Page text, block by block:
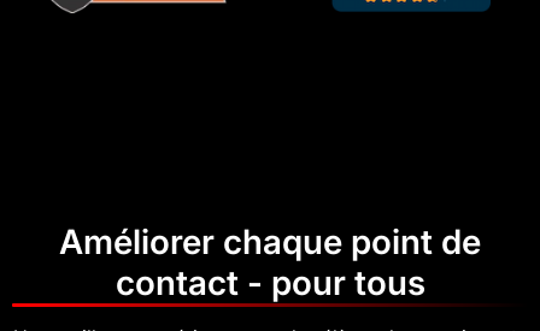
Améliorer chaque point de
contact - pour tous